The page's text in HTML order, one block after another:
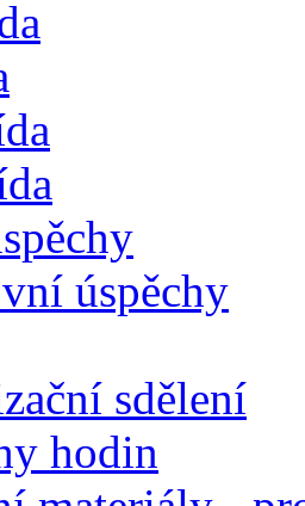
úspěchy
sdělení
hodin